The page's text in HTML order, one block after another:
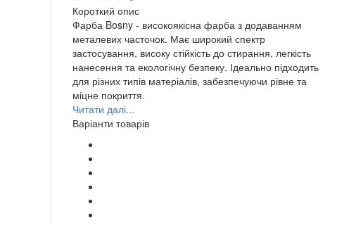
Короткий опис
Фарба Bosny - високоякісна фарба з додаванням
металевих часточок. Має широкий спектр
застосування, високу стійкість до стирання, легкість
нанесення та екологічну безпеку. Ідеально підходить
для різних типів матеріалів, забезпечуючи рівне та
міцне покриття.
Читати далі...
Варіанти товарів